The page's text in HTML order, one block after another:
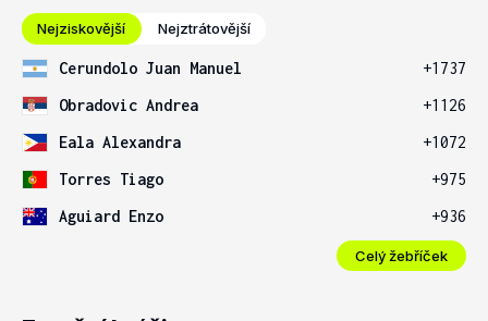
Nejziskovější Nejztrátovější
Cerundolo Juan Manuel
+1737
Obradovic Andrea
+1126
Eala Alexandra
+1072
Torres Tiago
+975
Aguiard Enzo
+936
Celý žebříček